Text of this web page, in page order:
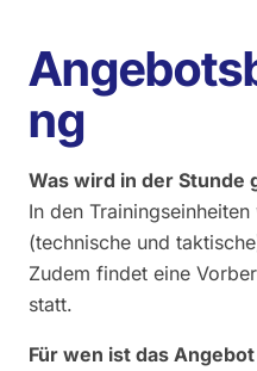
ng
Was wird in der Stunde
In den
(technische und
Zudem findet eine
statt.
Für wen ist das